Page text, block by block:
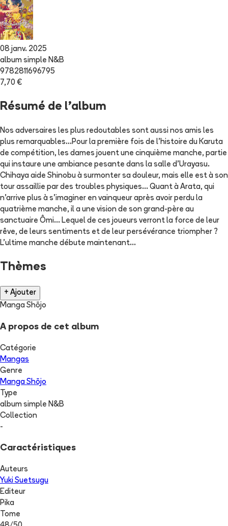
08 janv. 2025
album simple N&B
9782811696795
7,70 €
Résumé de l'album
Nos adversaires les plus redoutables sont aussi nos amis les
plus remarquables…Pour la première fois de l’histoire du Karuta
de compétition, les dames jouent une cinquième manche, partie
qui instaure une ambiance pesante dans la salle d’Urayasu.
Chihaya aide Shinobu à surmonter sa douleur, mais elle est à son
tour assaillie par des troubles physiques… Quant à Arata, qui
n’arrive plus à s’imaginer en vainqueur après avoir perdu la
quatrième manche, il a une vision de son grand-père au
sanctuaire Ômi… Lequel de ces joueurs verront la force de leur
rêve, de leurs sentiments et de leur persévérance triompher ?
L’ultime manche débute maintenant…
Thèmes
+ Ajouter
Manga Shōjo
A propos de cet album
Catégorie
Mangas
Genre
Manga Shōjo
Type
album simple N&B
Collection
-
Caractéristiques
Auteurs
Yuki Suetsugu
Editeur
Pika
Tome